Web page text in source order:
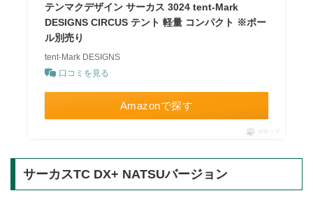
テンマクデザイン サーカス 3024 tent-Mark
DESIGNS CIRCUS テント 軽量 コンパクト ※ポー
ル別売り
tent-Mark DESIGNS
口コミを見る
Amazonで探す
ポチップ
サーカスTC DX+ NATSUバージョン